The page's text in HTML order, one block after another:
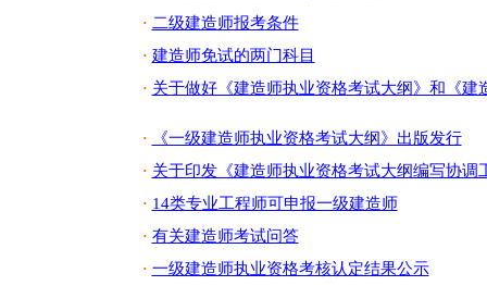
· 二级建造师报考条件
· 建造师免试的两门科目
· 关于做好《建造师执业资格考试大纲》和《建
· 《一级建造师执业资格考试大纲》出版发行
· 关于印发《建造师执业资格考试大纲编写协调
· 14类专业工程师可申报一级建造师
· 有关建造师考试问答
· 一级建造师执业资格考核认定结果公示